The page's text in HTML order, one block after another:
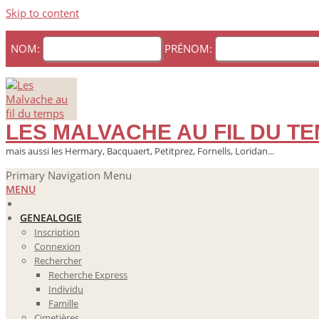
Skip to content
NOM: PRÉNOM:
LES MALVACHE AU FIL DU
mais aussi les Hermary, Bacquaert, Petitprez, Fornells, Loridan...
Primary Navigation Menu
MENU
GENEALOGIE
Inscription
Connexion
Rechercher
Recherche Express
Individu
Famille